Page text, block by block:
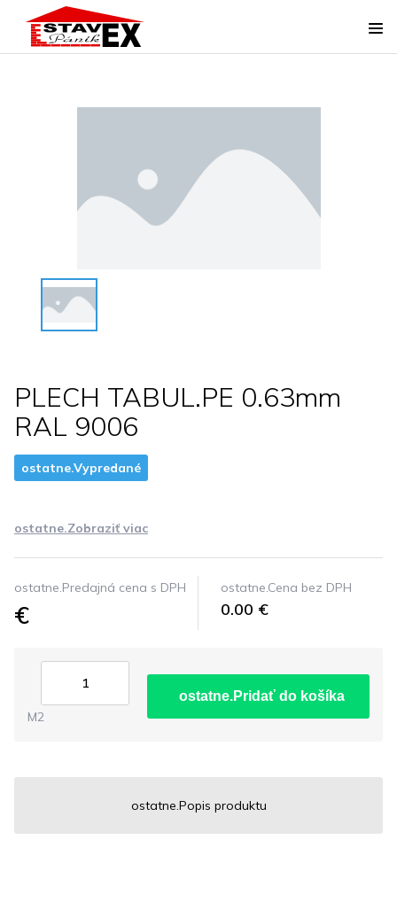
PLECH TABUL.PE 0.63mm
RAL 9006
ostatne.Vypredané
ostatne.Zobraziť viac
ostatne.Predajná cena s DPH
€
ostatne.Cena bez DPH
0.00 €
M2
ostatne.Pridať do košíka
ostatne.Popis produktu